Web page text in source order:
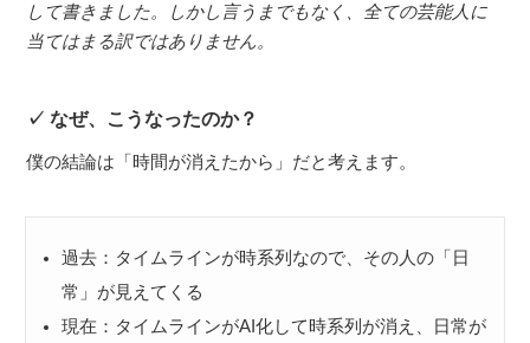
して書きました。しかし言うまでもなく、全ての芸能人に
当てはまる訳ではありません。
なぜ、こうなったのか？
僕の結論は「時間が消えたから」だと考えます。
過去：タイムラインが時系列なので、その人の「日
常」が見えてくる
現在：タイムラインがAI化して時系列が消え、日常が